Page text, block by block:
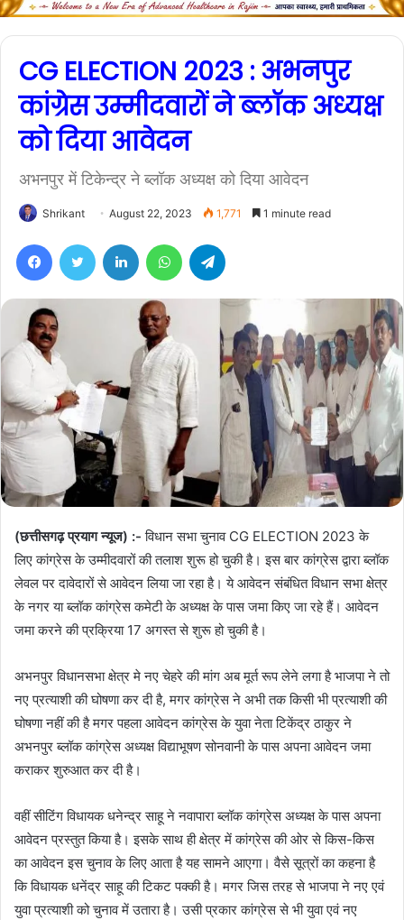
CG ELECTION 2023 : अभनपुर
कांग्रेस उम्मीदवारों ने ब्लॉक अध्यक्ष
को दिया आवेदन
अभनपुर में टिकेन्द्र ने ब्लॉक अध्यक्ष को दिया आवेदन
Shrikant August 22, 2023 1,771 1 minute read
(छत्तीसगढ़ प्रयाग न्यूज) :- विधान सभा चुनाव CG ELECTION 2023 के
लिए कांग्रेस के उम्मीदवारों की तलाश शुरू हो चुकी है। इस बार कांग्रेस द्वारा ब्लॉक
लेवल पर दावेदारों से आवेदन लिया जा रहा है। ये आवेदन संबंधित विधान सभा क्षेत्र
के नगर या ब्लॉक कांग्रेस कमेटी के अध्यक्ष के पास जमा किए जा रहे हैं। आवेदन
जमा करने की प्रक्रिया 17 अगस्त से शुरू हो चुकी है।
अभनपुर विधानसभा क्षेत्र मे नए चेहरे की मांग अब मूर्त रूप लेने लगा है भाजपा ने तो
नए प्रत्याशी की घोषणा कर दी है, मगर कांग्रेस ने अभी तक किसी भी प्रत्याशी की
घोषणा नहीं की है मगर पहला आवेदन कांग्रेस के युवा नेता टिकेंद्र ठाकुर ने
अभनपुर ब्लॉक कांग्रेस अध्यक्ष विद्याभूषण सोनवानी के पास अपना आवेदन जमा
कराकर शुरुआत कर दी है।
वहीं सीटिंग विधायक धनेन्द्र साहू ने नवापारा ब्लॉक कांग्रेस अध्यक्ष के पास अपना
आवेदन प्रस्तुत किया है। इसके साथ ही क्षेत्र में कांग्रेस की ओर से किस-किस
का आवेदन इस चुनाव के लिए आता है यह सामने आएगा। वैसे सूत्रों का कहना है
कि विधायक धनेंद्र साहू की टिकट पक्की है। मगर जिस तरह से भाजपा ने नए एवं
युवा प्रत्याशी को चुनाव में उतारा है। उसी प्रकार कांग्रेस से भी युवा एवं नए